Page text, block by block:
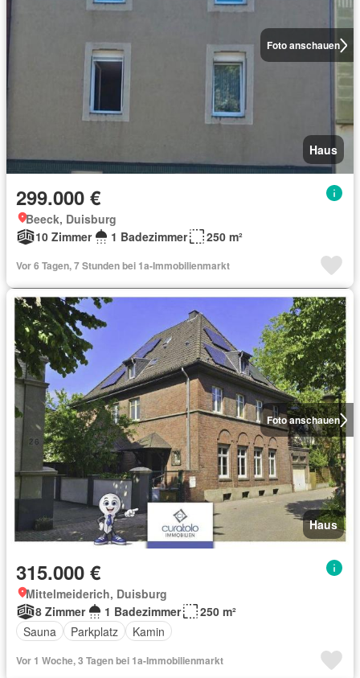
Foto anschauen
Haus
299.000 €
Beeck, Duisburg
10 Zimmer
1 Badezimmer 250 m²
Vor 6 Tagen, 7 Stunden bei 1a-Immobilienmarkt
Foto anschauen
Haus
315.000 €
Mittelmeiderich, Duisburg
8 Zimmer
1 Badezimmer
250 m²
Sauna
Parkplatz Kamin
Vor 1 Woche, 3 Tagen bei 1a-Immobilienmarkt